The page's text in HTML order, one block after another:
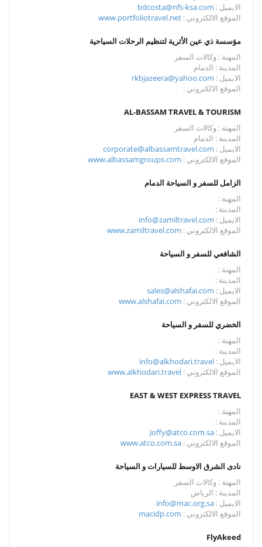
الايميل : bdcosta@nfs-ksa.com
الموقع الالكتروني : www.portfoliotravel.net
مؤسسة ذي عين الأثرية لتنظيم الرحلات السياحية
المهنة : وكالات السفر
المدينة : الدمام
الايميل : rkbjazeera@yahoo.com
الموقع الالكتروني :
AL-BASSAM TRAVEL & TOURISM
المهنة : وكالات السفر
المدينة : الدمام
الايميل : corporate@albassamtravel.com
الموقع الالكتروني : www.albassamgroups.com
الزامل للسفر و السياحة الدمام
المهنة :
المدينة :
الايميل : info@zamiltravel.com
الموقع الالكتروني : www.zamiltravel.com
الشافعي للسفر و السياحة
المهنة :
المدينة :
الايميل : sales@alshafai.com
الموقع الالكتروني : www.alshafai.com
الخضري للسفر و السياحة
المهنة :
المدينة :
الايميل : info@alkhodari.travel
الموقع الالكتروني : www.alkhodari.travel
EAST & WEST EXPRESS TRAVEL
المهنة :
المدينة :
الايميل : Joffy@atco.com.sa
الموقع الالكتروني : www.atco.com.sa
نادى الشرق الاوسط للسيارات و السياحة
المهنة : وكالات السفر
المدينة : الرياض
الايميل : info@mac.org.sa
الموقع الالكتروني : macidp.com
FlyAkeed